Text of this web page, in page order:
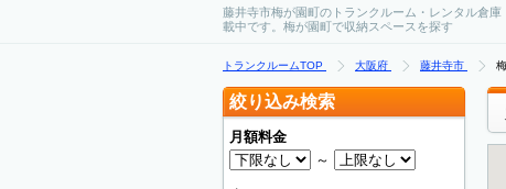
藤井寺市梅が園町のトランクルーム・レンタル倉
載中です。梅が園町で収納スペースを探す
トランクルームTOP 大阪府 藤井寺市
絞り込み検索
月額料金
～